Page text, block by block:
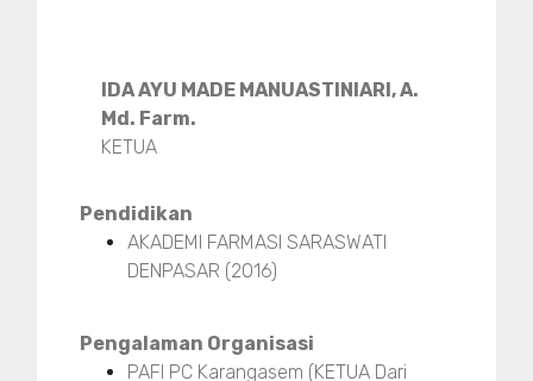
IDA AYU MADE MANUASTINIARI, A.
Md. Farm.
KETUA
Pendidikan
AKADEMI FARMASI SARASWATI
DENPASAR (2016)
Pengalaman Organisasi
PAFI PC Karangasem (KETUA Dari